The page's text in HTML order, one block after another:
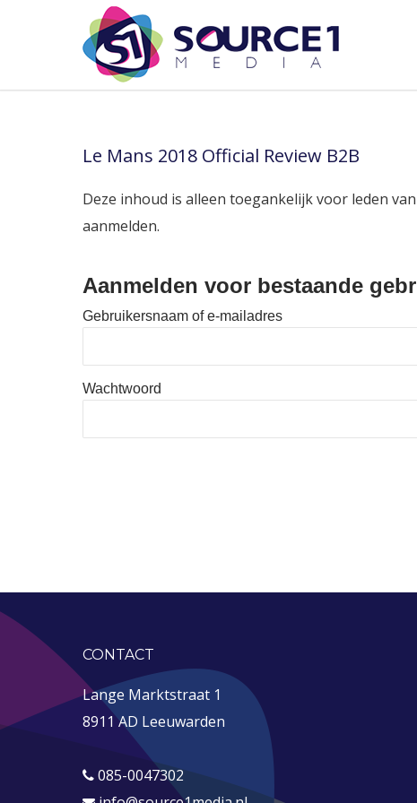
Le Mans 2018 Official Review B2B
Deze inhoud is alleen toegankelijk voor leden
aanmelden.
Aanmelden voor bestaande
Gebruikersnaam of e-mailadres
Wachtwoord
CONTACT
Lange Marktstraat 1
8911 AD Leeuwarden
085-0047302